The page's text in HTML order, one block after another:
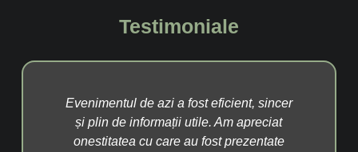
Testimoniale
eficient, sincer
Am apreciat
prezentate
Aș descrie evenimentul de azi în trei
cuvinte: mâncare, dinți și tehnologie.
a plăcut foarte mult ideea că le pot